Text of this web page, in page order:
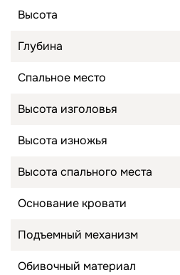
Высота
Глубина
Спальное место
Высота изголовья
Высота изножья
Высота спального места
Основание кровати
Подъемный механизм
Обивочный материал